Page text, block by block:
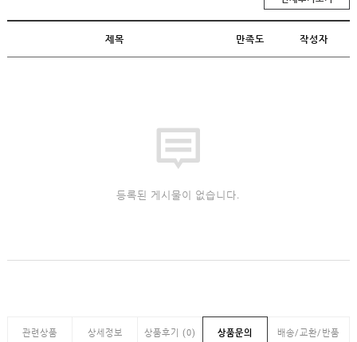
제목 만족도 작성자
등록된 게시물이 없습니다.
관련상품 상세정보 상품후기 (0) 상품문의 배송/교환/반품